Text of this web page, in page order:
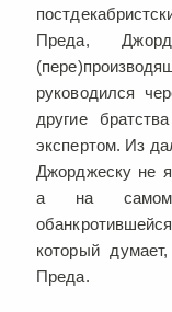
Преда,
руководился
другие
экспертом. Из
Джорджеску не
а на самом
который
Преда.